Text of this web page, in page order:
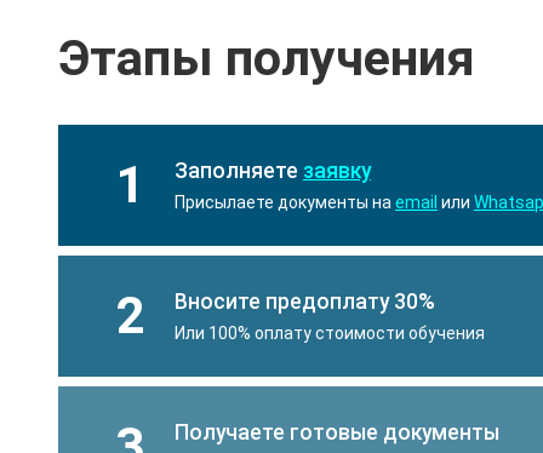
Этапы получения
1 Заполняете заявку
Присылаете документы на email или
2 Вносите предоплату 30%
Или 100% оплату стоимости обучения
Получаете готовые документы